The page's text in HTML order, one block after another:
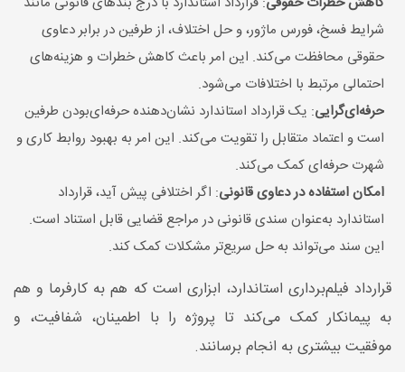
شرایط فسخ، فورس ماژور، و حل اختلاف، از طرفین در برابر دعاوی
حقوقی محافظت می‌کند. این امر باعث کاهش خطرات و هزینه‌های
احتمالی مرتبط با اختلافات می‌شود.
حرفه‌ای‌گرایی: یک قرارداد استاندارد نشان‌دهنده حرفه‌ای‌بودن طرفین
است و اعتماد متقابل را تقویت می‌کند. این امر به بهبود روابط کاری و
شهرت حرفه‌ای کمک می‌کند.
امکان استفاده در دعاوی قانونی: اگر اختلافی پیش آید، قرارداد
استاندارد به‌عنوان سندی قانونی در مراجع قضایی قابل استناد است.
این سند می‌تواند به حل سریع‌تر مشکلات کمک کند.
قرارداد فیلم‌برداری استاندارد، ابزاری است که هم به کارفرما و هم
به پیمانکار کمک می‌کند تا پروژه را با اطمینان، شفافیت، و
موفقیت بیشتری به انجام برسانند.